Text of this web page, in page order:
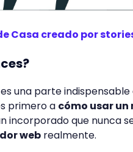
Casa creado por
una parte indispensable
primero a cómo usar
incorporado que nunca
web realmente.